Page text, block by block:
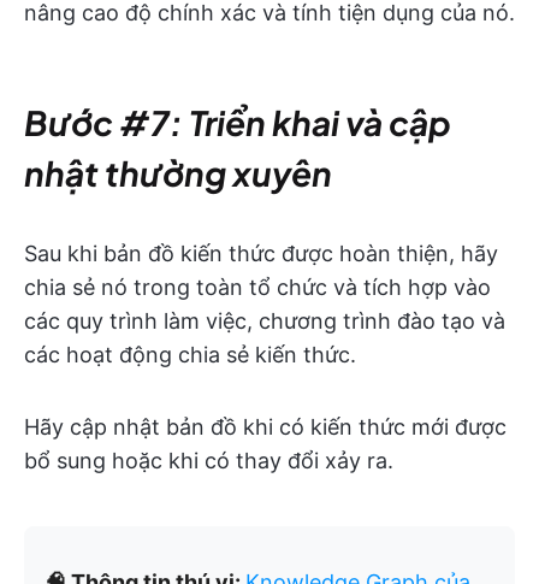
nâng cao độ chính xác và tính tiện dụng của nó.
Bước #7: Triển khai và cập
nhật thường xuyên
Sau khi bản đồ kiến thức được hoàn thiện, hãy
chia sẻ nó trong toàn tổ chức và tích hợp vào
các quy trình làm việc, chương trình đào tạo và
các hoạt động chia sẻ kiến thức.
Hãy cập nhật bản đồ khi có kiến thức mới được
bổ sung hoặc khi có thay đổi xảy ra.